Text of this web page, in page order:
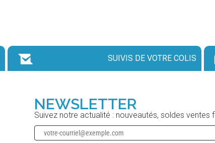
SUIVIS DE VOTRE COLIS
NEWSLETTER
Suivez notre actualité : nouveautés, soldes